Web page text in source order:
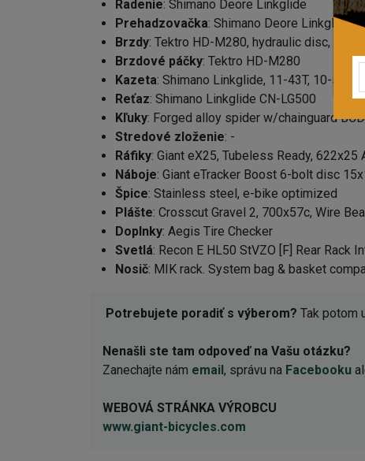
Radenie: Shimano Deore Linkglide
Prehadzovačka: Shimano Deore Linkglide
Brzdy: Tektro HD-M280, hydraulic disc,
Brzdové páčky: Tektro HD-M280
Kazeta: Shimano Linkglide, 11-43T, 10-
Reťaz: Shimano Linkglide CN-LG500
Kľuky: Forged alloy spider w/chainguard
Stredové zloženie: -
Ráfiky: Giant eX25, Tubeless Ready, 622x25
Náboje: Giant eTracker Boost 6-bolt disc
Špice: Stainless steel, e-bike optimized
Plášte: Crosscut Gravel 2, 700x57c, Wire
Doplnky: Aegis Tire Checker
Svetlá: Recon E HL50 StVZO [F] Rear Rack
Nosič: MIK rack. System bag & basket
Potrebujete poradiť s výberom? Tak potom
Nenašli ste tam odpoveď na Vašu otázku?
Zanechajte nám email, správu na Facebooku
WEBOVÁ STRÁNKA VÝROBCU
www.giant-bicycles.com